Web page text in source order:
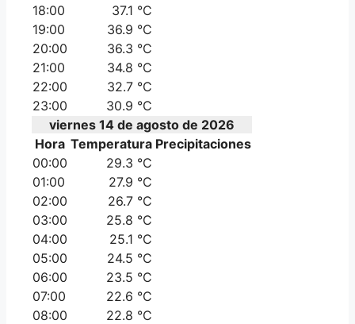
18:00
37.1 °C
19:00
36.9 °C
20:00
36.3 °C
21:00
34.8 °C
22:00
32.7 °C
23:00
30.9 °C
viernes 14 de agosto de 2026
Hora Temperatura Precipitaciones
00:00
29.3 °C
01:00
27.9 °C
02:00
26.7 °C
03:00
25.8 °C
04:00
25.1 °C
05:00
24.5 °C
06:00
23.5 °C
07:00
22.6 °C
08:00
22.8 °C